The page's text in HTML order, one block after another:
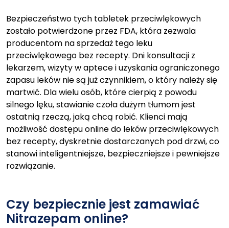
Bezpieczeństwo tych tabletek przeciwlękowych
zostało potwierdzone przez FDA, która zezwala
producentom na sprzedaż tego leku
przeciwlękowego bez recepty. Dni konsultacji z
lekarzem, wizyty w aptece i uzyskania ograniczonego
zapasu leków nie są już czynnikiem, o który należy się
martwić. Dla wielu osób, które cierpią z powodu
silnego lęku, stawianie czoła dużym tłumom jest
ostatnią rzeczą, jaką chcą robić. Klienci mają
możliwość dostępu online do leków przeciwlękowych
bez recepty, dyskretnie dostarczanych pod drzwi, co
stanowi inteligentniejsze, bezpieczniejsze i pewniejsze
rozwiązanie.
Czy bezpiecznie jest zamawiać
Nitrazepam online?